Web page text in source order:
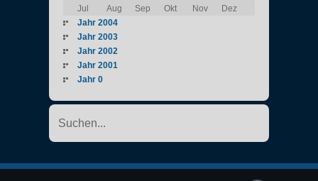
Jul
Aug Sep Okt Nov
Dez
Jahr 2004
Jahr 2003
Jahr 2002
Jahr 2001
Jahr 0